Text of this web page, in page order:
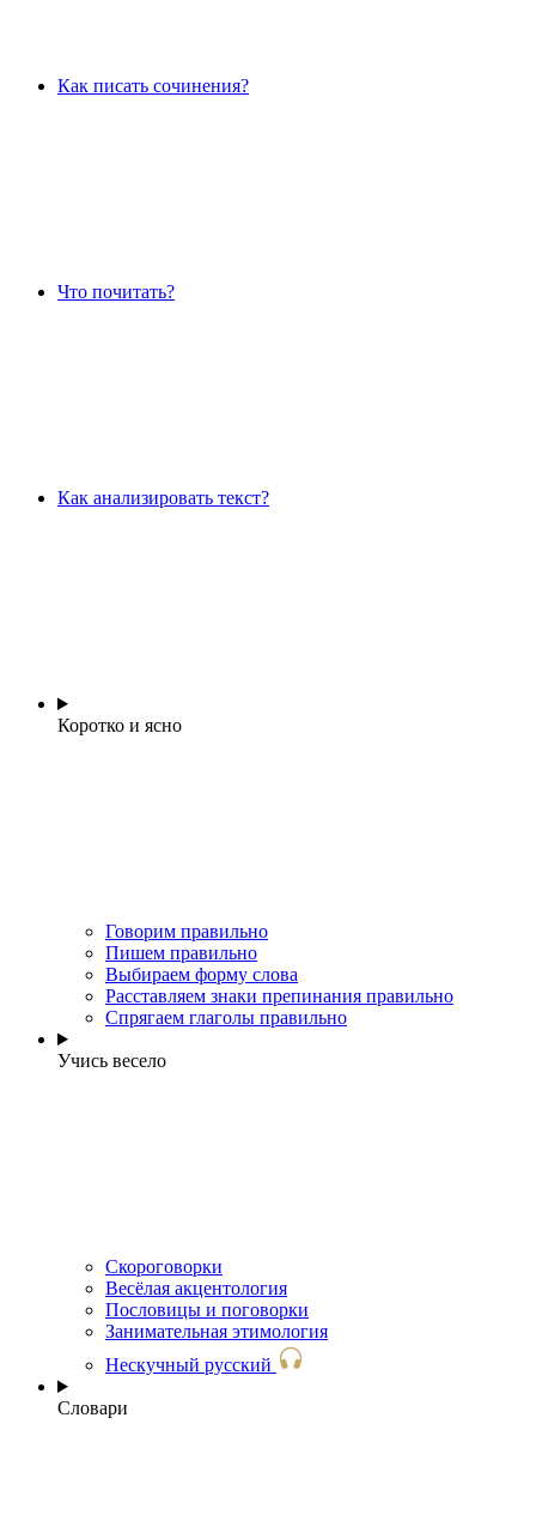
Как писать сочинения?
Что почитать?
Как анализировать текст?
Коротко и ясно
Говорим правильно
Пишем правильно
Выбираем форму слова
Расставляем знаки препинания правильно
Спрягаем глаголы правильно
Учись весело
Скороговорки
Весёлая акцентология
Пословицы и поговорки
Занимательная этимология
Нескучный русский
Словари